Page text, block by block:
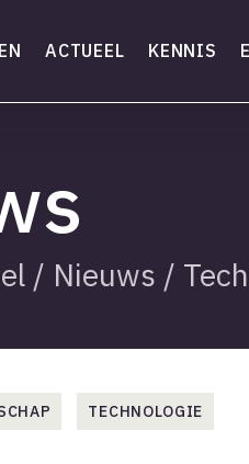
ACTUEEL KENNIS
/ Nieuws /
TECHNOLOGIE